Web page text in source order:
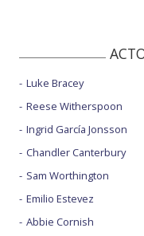
Luke Bracey
Reese Witherspoon
Ingrid García Jonsson
Chandler Canterbury
Sam Worthington
Emilio Estevez
Abbie Cornish